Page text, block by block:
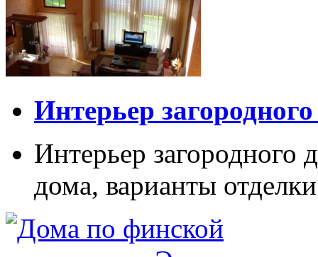
Интерьер
Интерьер загородного
дома, варианты